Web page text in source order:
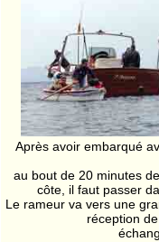
Après avoir embarqué
au bout de 20 minutes
côte, il faut passer
Le rameur va vers une
réception